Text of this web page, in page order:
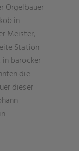
Orgelbauer
in
Meister,
Station
barocker
die
dieser